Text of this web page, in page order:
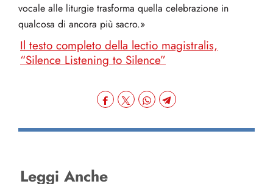
vocale alle liturgie trasforma quella celebrazione in
qualcosa di ancora più sacro.»
Il testo completo della lectio magistralis,
“Silence Listening to Silence”
Leggi Anche